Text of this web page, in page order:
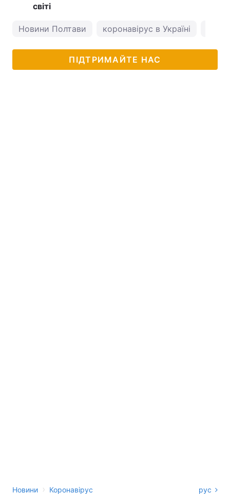
світі
Новини Полтави коронавірус в Україні
ПІДТРИМАЙТЕ НАС
Новини › Коронавірус рус